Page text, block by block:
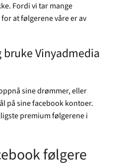
Fordi vi tar mange
at følgerene våre er av
Vinyadmedia
sine drømmer, eller
på sine facebook kontoer.
premium følgerene i
følgere